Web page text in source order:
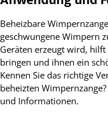
Beheizbare
geschwungene Wimpern
Geräten erzeugt wird,
bringen und ihnen ein
Kennen Sie das richtige
beheizten
und Informationen.